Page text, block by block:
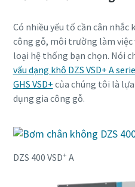
Có nhiều yếu tố cần cân nhắc
công gỗ, môi trường làm việc
loại hệ thống bạn chọn. Nói
vấu dạng khô DZS VSD+ A
GHS VSD+ của chúng tôi là
dụng gia công gỗ.
DZS 400 VSD+ A